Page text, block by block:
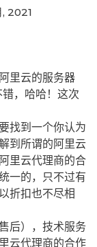
, 2021
里云的服务器
，哈哈！这次
找到一个你认为
到所谓的阿里云
里云代理商的合
一的，只不过有
折扣也不尽相
后），技术服务
云代理商的合作